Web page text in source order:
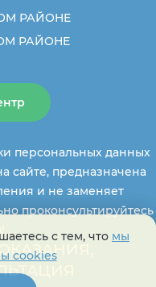
РАЙОНЕ
РАЙОНЕ
персональных данных
сайте, предназначена
и не заменяет
проконсультируйтесь
с тем, что мы
cookies